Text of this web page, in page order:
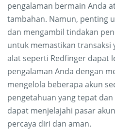
pengalaman bermain Anda
tambahan. Namun, penting
dan mengambil tindakan
untuk memastikan transaksi
alat seperti Redfinger dapat
pengalaman Anda dengan
mengelola beberapa akun
pengetahuan yang tepat
dapat menjelajahi pasar
percaya diri dan aman.